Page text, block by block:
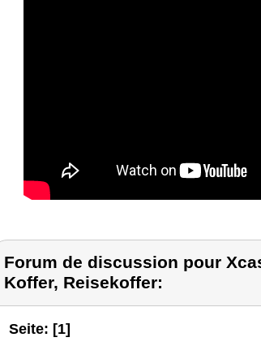
Forum de discussion pour
Koffer, Reisekoffer:
Seite: [1]